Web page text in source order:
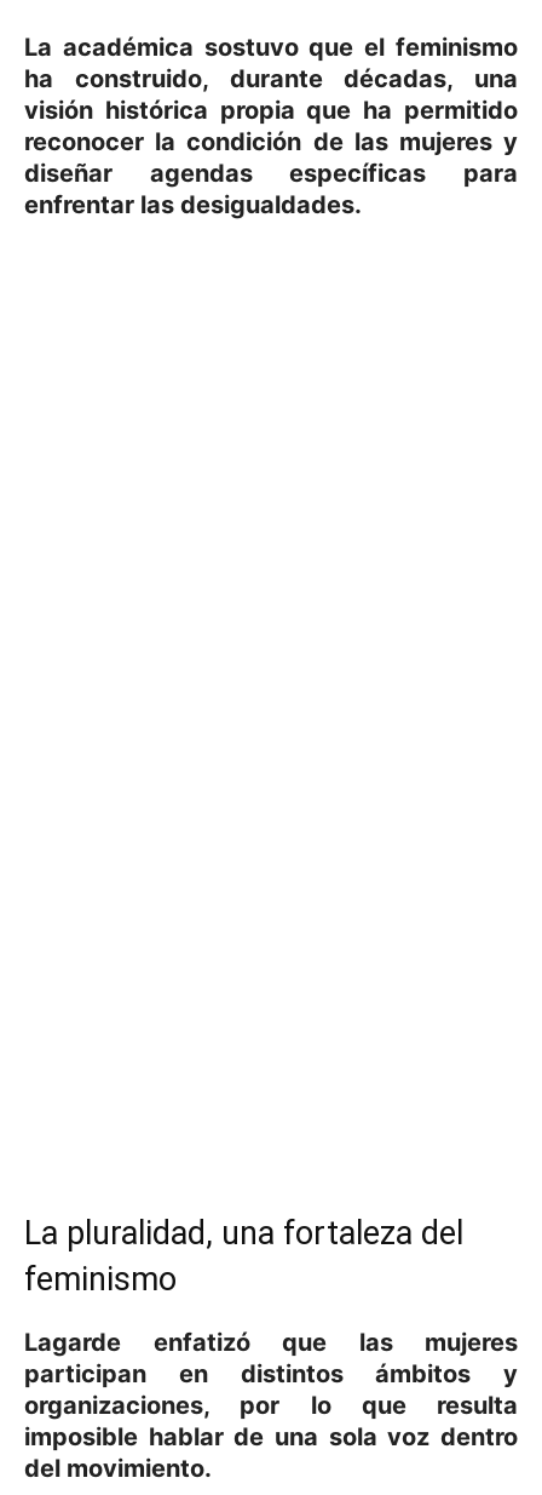
La académica sostuvo que el feminismo
ha construido, durante décadas, una
visión histórica propia que ha permitido
reconocer la condición de las mujeres y
diseñar agendas específicas para
enfrentar las desigualdades.
La pluralidad, una fortaleza del
feminismo
Lagarde enfatizó que las mujeres
participan en distintos ámbitos y
organizaciones, por lo queresulta
imposible hablar de una sola voz dentro
del movimiento.